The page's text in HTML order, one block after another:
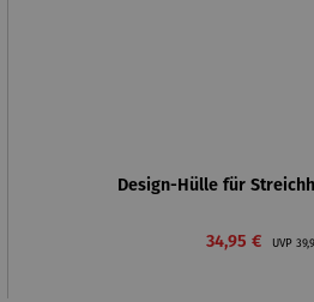
Design-Hülle für
34,95 € UVP